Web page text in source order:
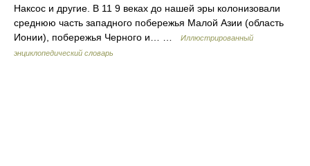
Наксос и другие. В 11 9 веках до нашей эры колонизовали
среднюю часть западного побережья Малой Азии (область
Ионии), побережья Черного и… …
Иллюстрированный
энциклопедический словарь